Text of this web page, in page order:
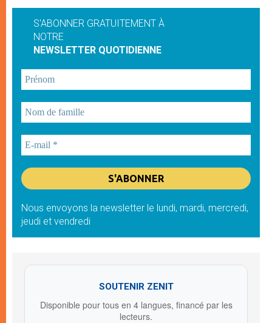
S'ABONNER GRATUITEMENT À
NOTRE
NEWSLETTER QUOTIDIENNE
Nous envoyons la newsletter le lundi, mardi, mercredi,
jeudi et vendredi
SOUTENIR ZENIT
Disponible pour tous en 4 langues, financé par les
lecteurs.